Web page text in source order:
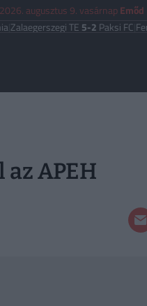
2026. augusztus 9. vasárnapEmőd
TE5-2Paksi FC |
APEH